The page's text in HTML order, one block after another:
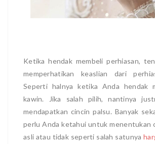
Ketika hendak membeli perhiasan,
memperhatikan keaslian dari
Seperti halnya ketika Anda hendak
kawin. Jika salah pilih, nantinya
mendapatkan cincin palsu. Banyak
perlu Anda ketahui untuk menentukan
asli atau tidak seperti salah satunya